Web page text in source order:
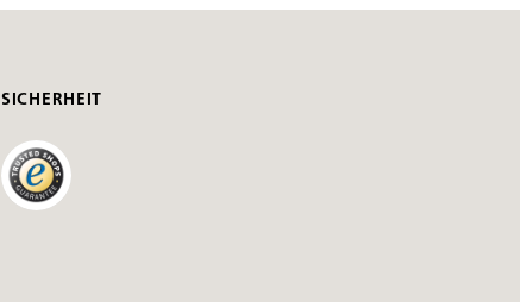
SICHERHEIT